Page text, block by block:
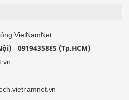
VietNamNet
- 0919435885 (Tp.HCM)